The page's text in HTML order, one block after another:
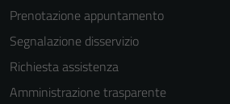
Prenotazione appuntamento
Segnalazione disservizio
Richiesta assistenza
Amministrazione trasparente